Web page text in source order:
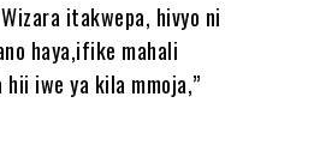
itakwepa, hivyo ni
haya,ifike mahali
iwe ya kila mmoja,”